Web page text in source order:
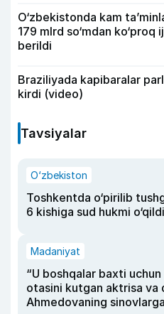
O‘zbekistonda kam
179 mlrd so‘mdan
berildi
Braziliyada kapibaralar
kirdi (video)
Tavsiyalar
O‘zbekiston
Toshkentda o‘pirilib
6 kishiga sud hukmi o‘qildi
Madaniyat
“U boshqalar baxti
otasini kutgan aktrisa va
Ahmedovaning